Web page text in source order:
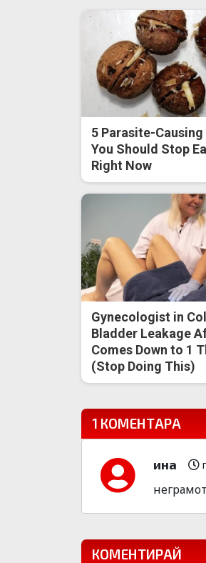
5 Parasite-
You Should Stop
Right Now
Gynecologist in
Bladder Leakage
Comes Down to 1
(Stop Doing This)
1 КОМЕНТАРА
ина
КОМЕНТИРАЙ